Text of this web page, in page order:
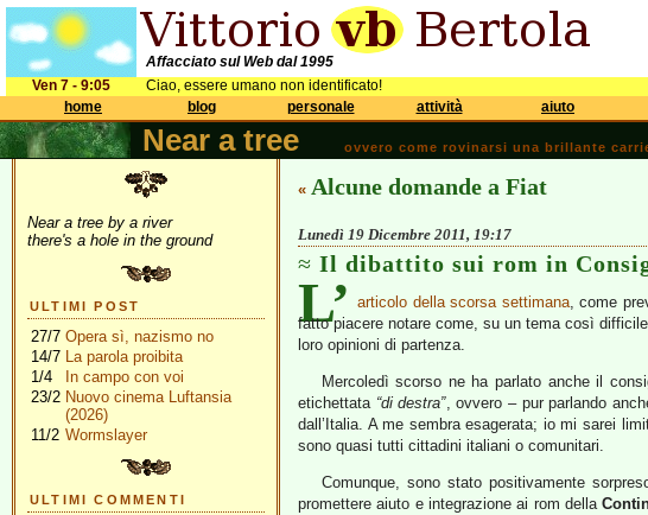
Affacciato sul Web dal 1995
Ven 7 - 9:05
Ciao, essere umano non identificato!
home
blog personale attività aiuto
Near a tree ovvero come rovinarsi una brillante
Near a tree by a river
there's a hole in the ground
ULTIMI POST
27/7 Opera sì, nazismo no
14/7 La parola proibita
1/4
In campo con voi
23/2 Nuovo cinema Luftansia
(2026)
11/2 Wormslayer
ULTIMI COMMENTI
« Alcune domande a Fiat
Lunedì 19 Dicembre 2011, 19:17
Il dibattito sui rom in
L’ articolo della scorsa settimana, come
fatto piacere notare come, su un tema così
loro opinioni di partenza.
Mercoledì scorso ne ha parlato anche il
etichettata “di destra”, ovvero – pur parlando
dall’Italia. A me sembra esagerata; io mi sarei
sono quasi tutti cittadini italiani o comunitari.
Comunque, sono stato positivamente
promettere aiuto e integrazione ai rom della